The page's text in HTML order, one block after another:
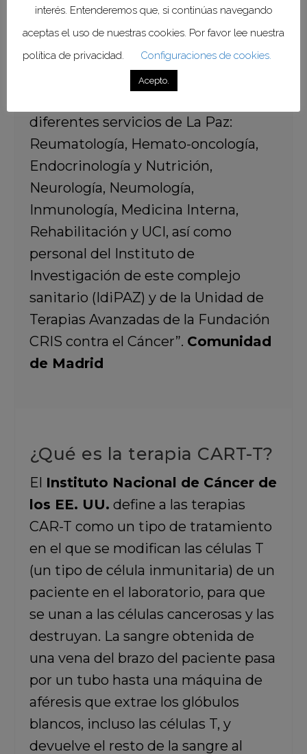
madrileña en colaboración con otras
Administraciones, ha sido posible
gracias a la implicación de un equipo
multidisciplinar conformado por
diferentes servicios de La Paz:
Reumatología, Hemato-oncología,
Endocrinología y Nutrición,
Neurología, Neumología,
Inmunología, Medicina Interna,
Rehabilitación y UCI, así como
personal del Instituto de
Investigación de este complejo
sanitario (IdiPAZ) y de la Unidad de
Terapias Avanzadas de la Fundación
CRIS contra el Cáncer”. Comunidad
de Madrid
¿Qué es la terapia CART-T?
El Instituto Nacional de Cáncer de
los EE. UU. define a las terapias
CAR-T como un tipo de tratamiento
en el que se modifican las células T
(un tipo de célula inmunitaria) de un
paciente en el laboratorio, para que
se unan a las células cancerosas y las
destruyan. La sangre obtenida de
una vena del brazo del paciente pasa
por un tubo hasta una máquina de
aféresis que extrae los glóbulos
blancos, incluso las células T, y
devuelve el resto de la sangre al
interés. Entenderemos que, si continúas navegando
aceptas el uso de nuestras cookies. Por favor lee nuestra
política de privacidad.
Configuraciones de cookies.
Acepto.